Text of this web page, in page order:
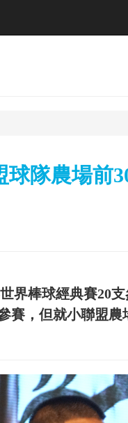
球隊農場
界棒球經典賽20
賽，但就小聯盟